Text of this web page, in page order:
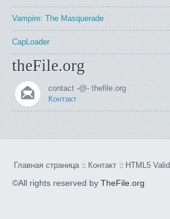
Vampire: The Masquerade
CapLoader
theFile.org
contact -@- thefile.org
Контакт
Главная страница Контакт HTML5 Valid
©All rights reserved by TheFile.org